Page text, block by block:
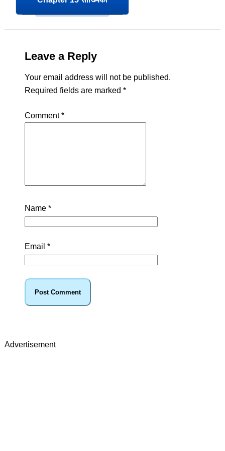
Leave a Reply
Your email address will not be published.
Required fields are marked *
Comment*
Name *
Email *
Advertisement